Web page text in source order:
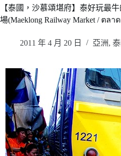
【泰國，沙慕頌堪府】泰好玩最
場(Maeklong Railway Market / ตลา
2011 年 4 月 20 日 亞洲,